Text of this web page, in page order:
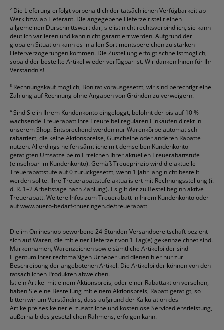
² Die Lieferung erfolgt vorbehaltlich der tatsächlichen Verfügbarkeit ab
Werk bzw. ab Lieferant. Die angegebene Lieferzeit stellt einen
allgemeinen Durschnittswert dar, sie ist nicht rechtsverbindlich, sie kann
deutlich variieren und kann nicht garantiert werden. Aufgrund der
globalen Situation kann es in allen Sortimentsbereichen zu starken
Lieferverzögerungen kommen. Die Zustellung erfolgt schnellstmöglich,
sobald der bestellte Artikel wieder verfügbar ist. Wir danken Ihnen für Ihr
Verständnis!
³ Rechnungskauf möglich, Bonität vorausgesetzt, wir sind berechtigt eine
Zahlung auf Rechnung ohne Angaben von Gründen zu verweigern.
⁴Sind Sie in Ihrem Kundenkonto eingeloggt, belohnt der bis auf 10 %
wachsende Treuerabatt Ihre Treure bei regulären Einkäufen direkt in
unserem Shop. Entsprechend werden nur Warenkörbe automatisch
rabattiert, die keine Aktionspreise, Gutscheine oder anderen Rabatte
nutzen. Allerdings helfen sämtliche mit demselben Kundenkonto
getätigten Umsätze beim Erreichen Ihrer aktuellen Treuerabattstufe
(einsehbar im Kundenkonto). Gemäß Treueprinzip wird die aktuelle
Treuerabattstufe auf 0 zurückgesetzt, wenn 1 Jahr lang nicht bestellt
werden sollte. Ihre Treuerabattstufe aktualisiert mit Rechnungsstellung (i.
d. R. 1–2 Arbeitstage nach Zahlung). Es gilt der zu Bestellbeginn aktive
Treuerabatt. Weitere Infos zum Treuerabatt in Ihrem Kundenkonto oder
aufwww.buero-bedarf-thueringen.de/treuerabatt
Die im Onlineshop beworbene 24-Stunden-Versandbereitschaft bezieht
sich auf Waren, die mit einer Lieferzeit von 1 Tag(e) gekennzeichnet sind.
Markennamen, Warenzeichen sowie sämtliche Artikelbilder sind
Eigentum ihrer rechtmäßigen Urheber und dienen hier nur zur
Beschreibung der angebotenen Artikel. Die Artikelbilder können von den
tatsächlichen Produkten abweichen.
Ist ein Artikel mit einem Aktionspreis, oder einer Rabattaktion versehen,
haben Sie eine Bestellung mit einem Aktionspreis, Rabatt getätigt, so
bitten wir um Verständnis, dass aufgrund der Kalkulation des
Artikelpreises keinerlei zusätzliche und kostenlose Servicedienstleistung,
außerhalb des gesetzlichen Rahmens, erfolgen kann.